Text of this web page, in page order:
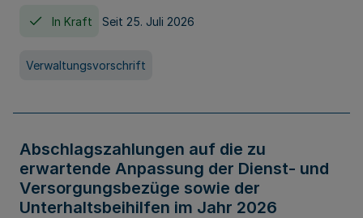
In Kraft Seit 25. Juli 2026
Verwaltungsvorschrift
Abschlagszahlungen auf die zu
erwartende Anpassung der Dienst- und
Versorgungsbezüge sowie der
Unterhaltsbeihilfen im Jahr 2026